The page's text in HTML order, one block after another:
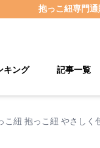
抱っこ紐専門通
キング 記事一覧
こ紐 抱っこ紐 やさしく